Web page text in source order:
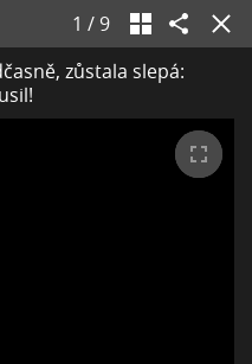
1 / 9
zůstala slepá: